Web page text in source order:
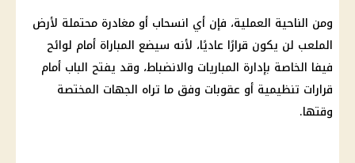
ومن الناحية العملية، فإن أي انسحاب أو مغادرة محتملة لأرض
الملعب لن يكون قرارًا عاديًا، لأنه سيضع المباراة أمام لوائح
فيفا الخاصة بإدارة المباريات والانضباط، وقد يفتح الباب أمام
قرارات تنظيمية أو عقوبات وفق ما تراه الجهات المختصة
وقتها.